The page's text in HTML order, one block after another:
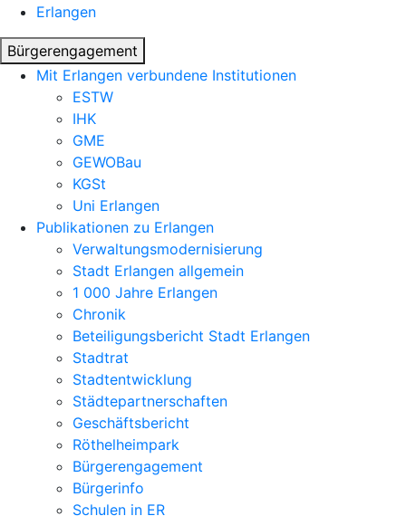
Erlangen
Bürgerengagement
Mit Erlangen verbundene Institutionen
ESTW
IHK
GME
GEWOBau
KGSt
Uni Erlangen
Publikationen zu Erlangen
Verwaltungsmodernisierung
Stadt Erlangen allgemein
1 000 Jahre Erlangen
Chronik
Beteiligungsbericht Stadt Erlangen
Stadtrat
Stadtentwicklung
Städtepartnerschaften
Geschäftsbericht
Röthelheimpark
Bürgerengagement
Bürgerinfo
Schulen in ER